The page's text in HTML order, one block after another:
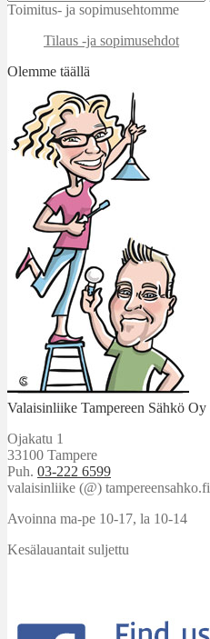
Toimitus- ja sopimusehtomme
Tilaus -ja sopimusehdot
Olemme täällä
Valaisinliike Tampereen Sähkö Oy
Ojakatu 1
33100 Tampere
Puh. 03-222 6599
valaisinliike (@) tampereensahko.fi
Avoinna ma-pe 10-17, la 10-14
Kesälauantait suljettu